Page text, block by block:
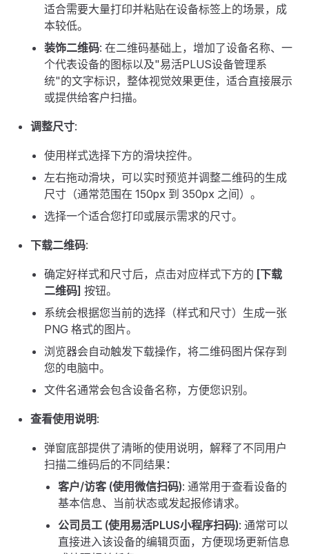
适合需要大量打印并粘贴在设备标签上的场景，成
本较低。
装饰二维码: 在二维码基础上，增加了设备名称、一
个代表设备的图标以及"易活PLUS设备管理系
统"的文字标识，整体视觉效果更佳，适合直接展示
或提供给客户扫描。
调整尺寸:
使用样式选择下方的滑块控件。
左右拖动滑块，可以实时预览并调整二维码的生成
尺寸（通常范围在 150px 到 350px 之间）。
选择一个适合您打印或展示需求的尺寸。
下载二维码:
确定好样式和尺寸后，点击对应样式下方的 [下载
二维码] 按钮。
系统会根据您当前的选择（样式和尺寸）生成一张
PNG 格式的图片。
浏览器会自动触发下载操作，将二维码图片保存到
您的电脑中。
文件名通常会包含设备名称，方便您识别。
查看使用说明:
弹窗底部提供了清晰的使用说明，解释了不同用户
扫描二维码后的不同结果：
客户/访客 (使用微信扫码): 通常用于查看设备的
基本信息、当前状态或发起报修请求。
公司员工 (使用易活PLUS小程序扫码): 通常可以
直接进入该设备的编辑页面，方便现场更新信息